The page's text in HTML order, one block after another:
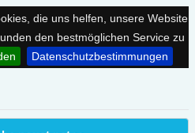
die uns helfen, unsere Website
den bestmöglichen Service zu
Datenschutzbestimmungen